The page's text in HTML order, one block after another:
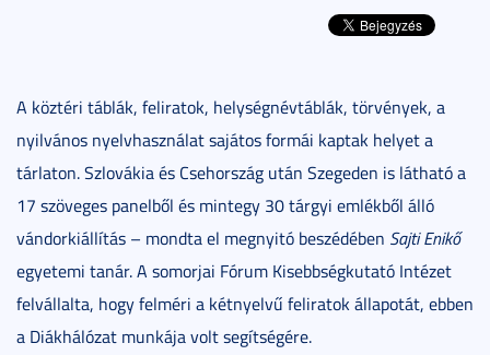
A köztéri táblák, feliratok, helységnévtáblák, törvények, a
nyilvános nyelvhasználat sajátos formái kaptak helyet a
tárlaton. Szlovákia és Csehország után Szegeden is látható a
17 szöveges panelből és mintegy 30 tárgyi emlékből álló
vándorkiállítás – mondta el megnyitó beszédében Sajti Enikő
egyetemi tanár. A somorjai Fórum Kisebbségkutató Intézet
felvállalta, hogy felméri a kétnyelvű feliratok állapotát, ebben
a Diákhálózat munkája volt segítségére.